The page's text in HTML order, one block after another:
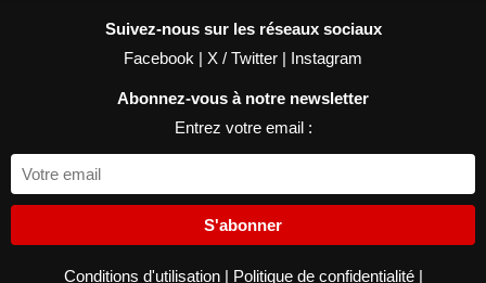
Suivez-nous sur les réseaux sociaux
Facebook | X / Twitter | Instagram
Abonnez-vous à notre newsletter
Entrez votre email :
S'abonner
Conditions d'utilisation | Politique de confidentialité |